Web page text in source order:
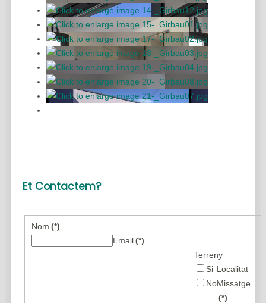
Et Contactem?
Nom (*)
Email (*)
Terreny
Si
No
Localitat
Missatge
(*)